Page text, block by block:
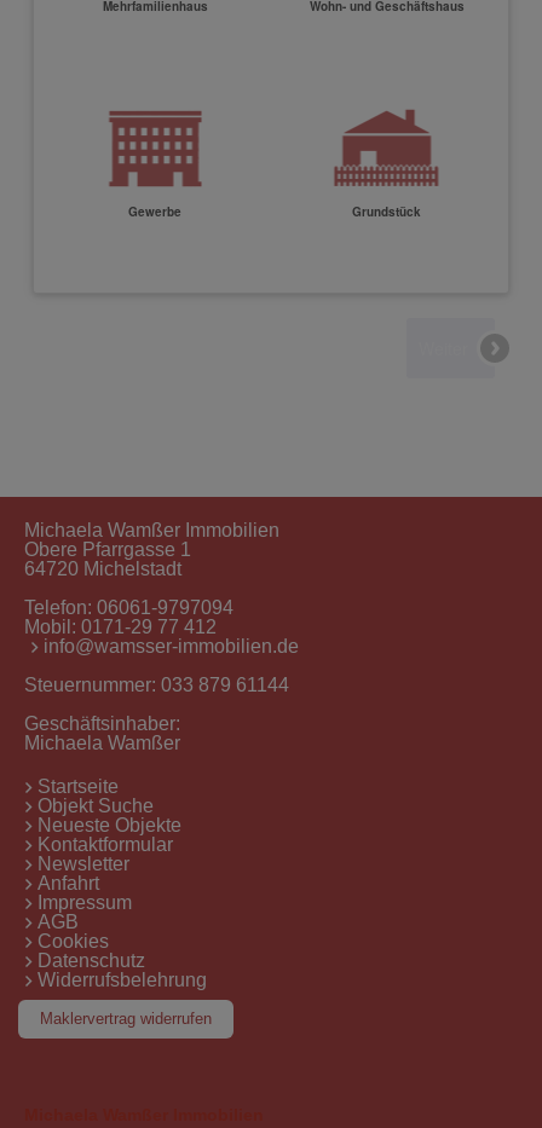
Michaela Wamßer Immobilien
Obere Pfarrgasse 1
64720 Michelstadt
Telefon: 06061-9797094
Mobil: 0171-29 77 412
info@wamsser-immobilien.de
Steuernummer: 033 879 61144
Geschäftsinhaber:
Michaela Wamßer
Startseite
Objekt Suche
Neueste Objekte
Kontaktformular
Newsletter
Anfahrt
Impressum
AGB
Cookies
Datenschutz
Widerrufsbelehrung
Maklervertrag widerrufen